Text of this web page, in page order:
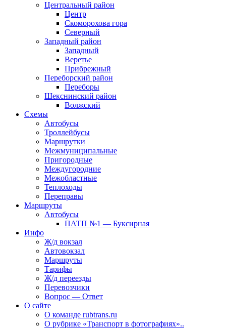
Центральный район
Центр
Скоморохова гора
Северный
Западный район
Западный
Веретье
Прибрежный
Переборский район
Переборы
Шекснинский район
Волжский
Схемы
Автобусы
Троллейбусы
Маршрутки
Межмуниципальные
Пригородные
Междугородние
Межобластные
Теплоходы
Переправы
Маршруты
Автобусы
ПАТП №1 — Буксирная
Инфо
Ж/д вокзал
Автовокзал
Маршруты
Тарифы
Ж/д переезды
Перевозчики
Вопрос — Ответ
О сайте
О команде rubtrans.ru
О рубрике «Транспорт в фотографиях»..